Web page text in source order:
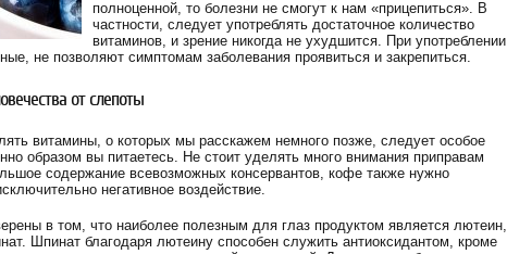
полноценной, то болезни не смогут к нам «прицепиться». В
частности, следует употреблять достаточное количество
витаминов, и зрение никогда не ухудшится. При употреблении
не позволяют симптомам заболевания проявиться и закрепиться.
от слепоты
витамины, о которых мы расскажем немного позже, следует особое
образом вы питаетесь. Не стоит уделять много внимания приправам
содержание всевозможных консервантов, кофе также нужно
негативное воздействие.
в том, что наиболее полезным для глаз продуктом является лютеин,
Шпинат благодаря лютеину способен служить антиоксидантом, кроме